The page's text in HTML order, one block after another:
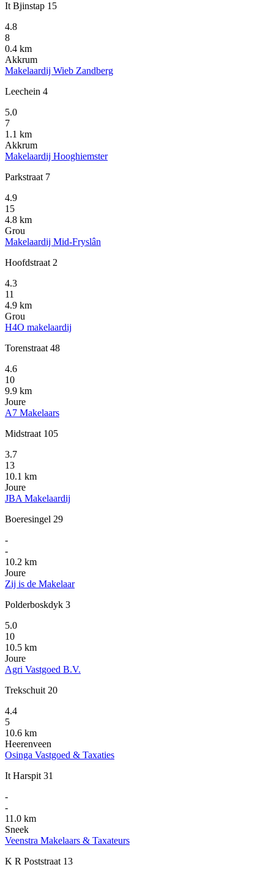
It Bjinstap 15
4.8
8
0.4 km
Akkrum
Makelaardij Wieb Zandberg
Leechein 4
5.0
7
1.1 km
Akkrum
Makelaardij Hooghiemster
Parkstraat 7
4.9
15
4.8 km
Grou
Makelaardij Mid-Fryslân
Hoofdstraat 2
4.3
11
4.9 km
Grou
H4O makelaardij
Torenstraat 48
4.6
10
9.9 km
Joure
A7 Makelaars
Midstraat 105
3.7
13
10.1 km
Joure
JBA Makelaardij
Boeresingel 29
-
-
10.2 km
Joure
Zij is de Makelaar
Polderboskdyk 3
5.0
10
10.5 km
Joure
Agri Vastgoed B.V.
Trekschuit 20
4.4
5
10.6 km
Heerenveen
Osinga Vastgoed & Taxaties
It Harspit 31
-
-
11.0 km
Sneek
Veenstra Makelaars & Taxateurs
K R Poststraat 13